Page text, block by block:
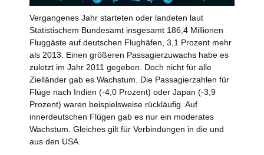
Vergangenes Jahr starteten oder landeten laut
Statistischem Bundesamt insgesamt 186,4 Millionen
Fluggäste auf deutschen Flughäfen, 3,1 Prozent mehr
als 2013. Einen größeren Passagierzuwachs habe es
zuletzt im Jahr 2011 gegeben. Doch nicht für alle
Zielländer gab es Wachstum. Die Passagierzahlen für
Flüge nach Indien (-4,0 Prozent) oder Japan (-3,9
Prozent) waren beispielsweise rückläufig. Auf
innerdeutschen Flügen gab es nur ein moderates
Wachstum. Gleiches gilt für Verbindungen in die und
aus den USA.